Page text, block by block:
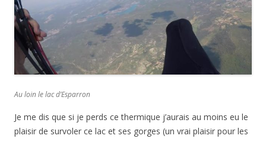
Au loin le lac d’Esparron
Je me dis que si je perds ce thermique j’aurais au moins eu le
plaisir de survoler ce lac et ses gorges (un vrai plaisir pour les